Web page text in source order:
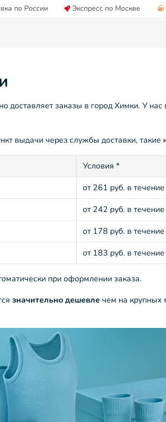
по России Экспресс по Москве
заказы в город Химки. У нас
выдачи через службы доставки, такие
Условия *
от 261 руб. в
от 242 руб. в
от 178 руб. в
от 183 руб. в
при оформлении заказа.
значительно дешевле чем на крупных